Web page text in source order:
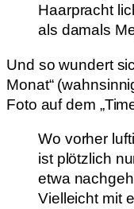
Haarpracht
als damals
Und so wundert
Monat“
Foto auf dem
Wo vorher
ist plötzlich
etwa
Vielleicht mit